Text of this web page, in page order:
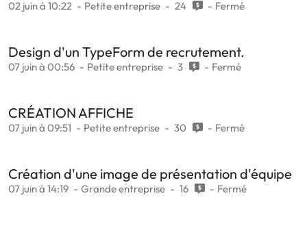
02 juin à 10:22 Petite entreprise 24 Fermé
Design d'un TypeForm de recrutement.
07 juin à 00:56 Petite entreprise 3 Fermé
CRÉATION AFFICHE
07 juin à 09:51 Petite entreprise 30 Fermé
Création d'une image de présentation d'équipe
07 juin à 14:19 Grande entreprise 16 Fermé